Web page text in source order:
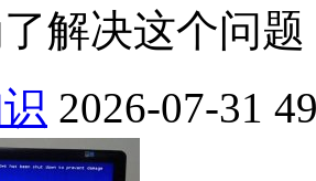
解决这个问
2026-07-31